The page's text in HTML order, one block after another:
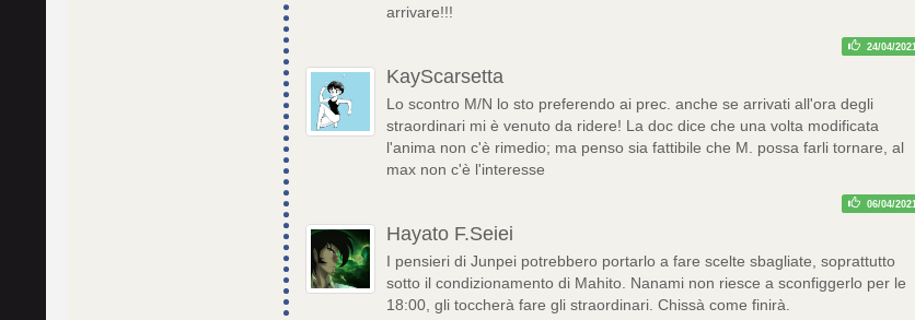
arrivare!!!
24/04/2021
KayScarsetta
Lo scontro M/N lo sto preferendo ai prec. anche se arrivati all'ora degli
straordinari mi è venuto da ridere! La doc dice che una volta modificata
l'anima non c'è rimedio; ma penso sia fattibile che M. possa farli tornare, al
max non c'è l'interesse
06/04/2021
Hayato F.Seiei
I pensieri di Junpei potrebbero portarlo a fare scelte sbagliate, soprattutto
sotto il condizionamento di Mahito. Nanami non riesce a sconfiggerlo per le
18:00, gli toccherà fare gli straordinari. Chissà come finirà.